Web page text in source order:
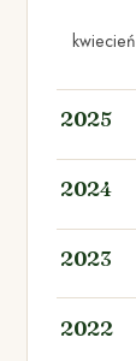
kwiecień
2025
2024
2023
2022